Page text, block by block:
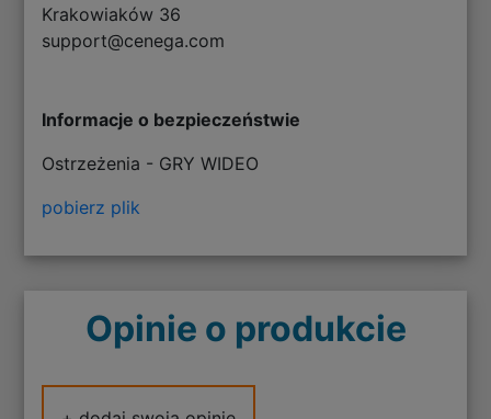
Krakowiaków 36
support@cenega.com
Informacje o bezpieczeństwie
Ostrzeżenia - GRY WIDEO
pobierz plik
Opinie o produkcie